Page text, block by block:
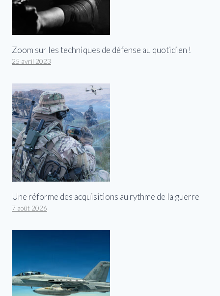
Zoom sur les techniques de défense au quotidien !
25 avril 2023
Une réforme des acquisitions au rythme de la guerre
7 août 2026